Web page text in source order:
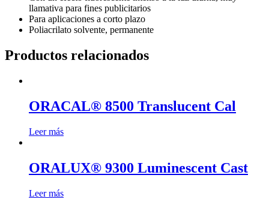
llamativa para fines publicitarios
Para aplicaciones a corto plazo
Poliacrilato solvente, permanente
Productos relacionados
ORACAL® 8500 Translucent Cal
Leer más
ORALUX® 9300 Luminescent Cast
Leer más